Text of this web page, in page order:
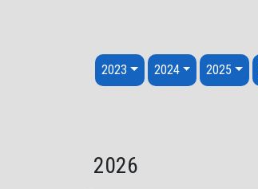
Перейти к содержанию
2023 2024 2025
2026